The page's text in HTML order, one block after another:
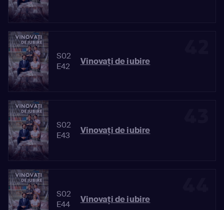
S02
E42
Vinovaţi de iubire
S02
E43
Vinovaţi de iubire
S02
E44
Vinovaţi de iubire